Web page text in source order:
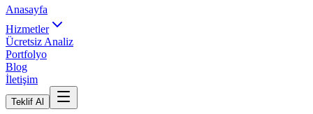
Anasayfa
Hizmetler
Ücretsiz Analiz
Portfolyo
Blog
İletişim
Teklif Al